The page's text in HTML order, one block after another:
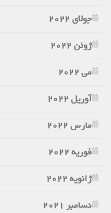
جولای 2022
ژوئن 2022
می 2022
آوریل 2022
مارس 2022
فوریه 2022
ژانویه 2022
دسامبر 2021